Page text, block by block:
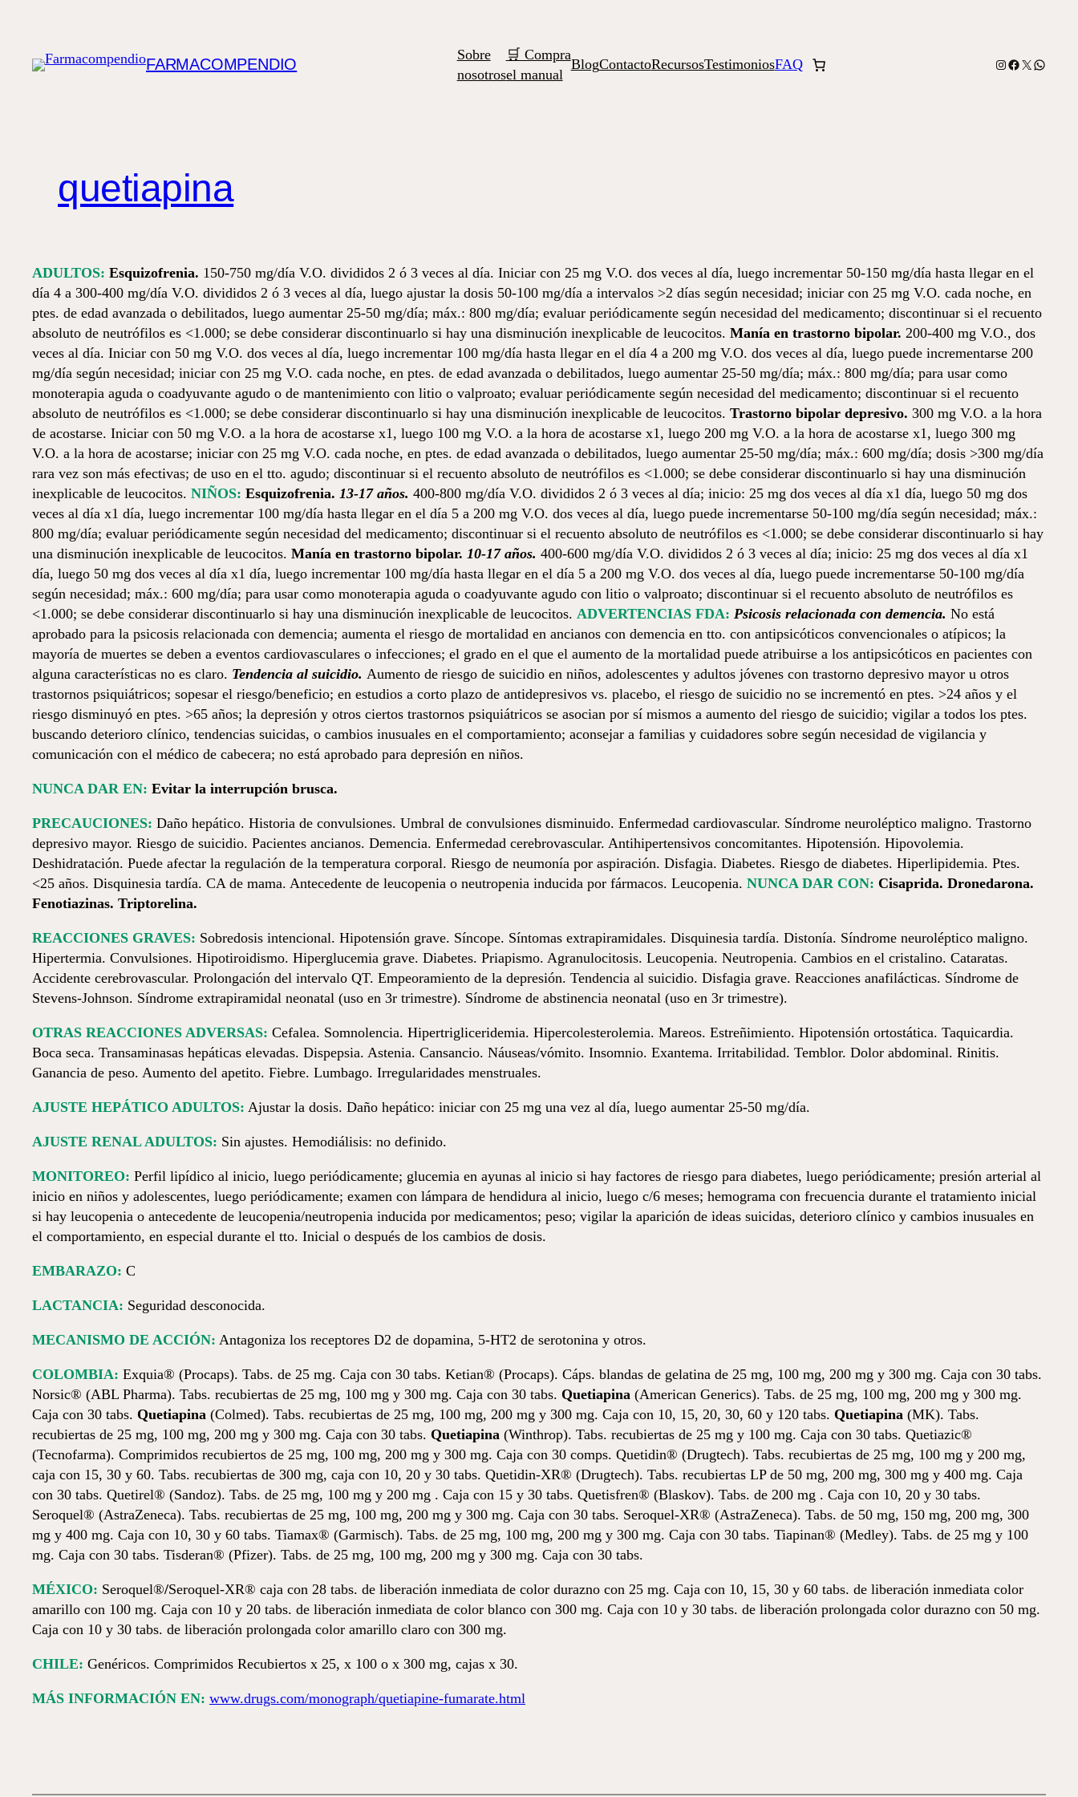
contenido
FARMACOMPENDIO
Sobre
nosotros
🛒 Compra
el manual
BlogContactoRecursosTestimoniosFAQ Instagram
Facebook
X
quetiapina
ADULTOS: Esquizofrenia. 150-750 mg/día V.O. divididos 2 ó 3 veces al día. Iniciar con 25 mg V.O. dos veces al día, luego incrementar 50-150 mg/día hasta llegar en el
día 4 a 300-400 mg/día V.O. divididos 2 ó 3 veces al día, luego ajustar la dosis 50-100 mg/día a intervalos >2 días según necesidad; iniciar con 25 mg V.O. cada noche, en
ptes. de edad avanzada o debilitados, luego aumentar 25-50 mg/día; máx.: 800 mg/día; evaluar periódicamente según necesidad del medicamento; discontinuar si el recuento
absoluto de neutrófilos es <1.000; se debe considerar discontinuarlo si hay una disminución inexplicable de leucocitos. Manía en trastorno bipolar. 200-400 mg V.O., dos
veces al día. Iniciar con 50 mg V.O. dos veces al día, luego incrementar 100 mg/día hasta llegar en el día 4 a 200 mg V.O. dos veces al día, luego puede incrementarse 200
mg/día según necesidad; iniciar con 25 mg V.O. cada noche, en ptes. de edad avanzada o debilitados, luego aumentar 25-50 mg/día; máx.: 800 mg/día; para usar como
monoterapia aguda o coadyuvante agudo o de mantenimiento con litio o valproato; evaluar periódicamente según necesidad del medicamento; discontinuar si el recuento
absoluto de neutrófilos es <1.000; se debe considerar discontinuarlo si hay una disminución inexplicable de leucocitos. Trastorno bipolar depresivo. 300 mg V.O. a la hora
de acostarse. Iniciar con 50 mg V.O. a la hora de acostarse x1, luego 100 mg V.O. a la hora de acostarse x1, luego 200 mg V.O. a la hora de acostarse x1, luego 300 mg
V.O. a la hora de acostarse; iniciar con 25 mg V.O. cada noche, en ptes. de edad avanzada o debilitados, luego aumentar 25-50 mg/día; máx.: 600 mg/día; dosis >300 mg/día
rara vez son más efectivas; de uso en el tto. agudo; discontinuar si el recuento absoluto de neutrófilos es <1.000; se debe considerar discontinuarlo si hay una disminución
inexplicable de leucocitos. NIÑOS: Esquizofrenia. 13-17 años. 400-800 mg/día V.O. divididos 2 ó 3 veces al día; inicio: 25 mg dos veces al día x1 día, luego 50 mg dos
veces al día x1 día, luego incrementar 100 mg/día hasta llegar en el día 5 a 200 mg V.O. dos veces al día, luego puede incrementarse 50-100 mg/día según necesidad; máx.:
800 mg/día; evaluar periódicamente según necesidad del medicamento; discontinuar si el recuento absoluto de neutrófilos es <1.000; se debe considerar discontinuarlo si hay
una disminución inexplicable de leucocitos. Manía en trastorno bipolar. 10-17 años. 400-600 mg/día V.O. divididos 2 ó 3 veces al día; inicio: 25 mg dos veces al día x1
día, luego 50 mg dos veces al día x1 día, luego incrementar 100 mg/día hasta llegar en el día 5 a 200 mg V.O. dos veces al día, luego puede incrementarse 50-100 mg/día
según necesidad; máx.: 600 mg/día; para usar como monoterapia aguda o coadyuvante agudo con litio o valproato; discontinuar si el recuento absoluto de neutrófilos es
<1.000; se debe considerar discontinuarlo si hay una disminución inexplicable de leucocitos. ADVERTENCIAS FDA: Psicosis relacionada con demencia. No está
aprobado para la psicosis relacionada con demencia; aumenta el riesgo de mortalidad en ancianos con demencia en tto. con antipsicóticos convencionales o atípicos; la
mayoría de muertes se deben a eventos cardiovasculares o infecciones; el grado en el que el aumento de la mortalidad puede atribuirse a los antipsicóticos en pacientes con
alguna características no es claro. Tendencia al suicidio. Aumento de riesgo de suicidio en niños, adolescentes y adultos jóvenes con trastorno depresivo mayor u otros
trastornos psiquiátricos; sopesar el riesgo/beneficio; en estudios a corto plazo de antidepresivos vs. placebo, el riesgo de suicidio no se incrementó en ptes. >24 años y el
riesgo disminuyó en ptes. >65 años; la depresión y otros ciertos trastornos psiquiátricos se asocian por sí mismos a aumento del riesgo de suicidio; vigilar a todos los ptes.
buscando deterioro clínico, tendencias suicidas, o cambios inusuales en el comportamiento; aconsejar a familias y cuidadores sobre según necesidad de vigilancia y
comunicación con el médico de cabecera; no está aprobado para depresión en niños.
NUNCA DAR EN: Evitar la interrupción brusca.
PRECAUCIONES: Daño hepático. Historia de convulsiones. Umbral de convulsiones disminuido. Enfermedad cardiovascular. Síndrome neuroléptico maligno. Trastorno
depresivo mayor. Riesgo de suicidio. Pacientes ancianos. Demencia. Enfermedad cerebrovascular. Antihipertensivos concomitantes. Hipotensión. Hipovolemia.
Deshidratación. Puede afectar la regulación de la temperatura corporal. Riesgo de neumonía por aspiración. Disfagia. Diabetes. Riesgo de diabetes. Hiperlipidemia. Ptes.
<25 años. Disquinesia tardía. CA de mama. Antecedente de leucopenia o neutropenia inducida por fármacos. Leucopenia. NUNCA DAR CON: Cisaprida. Dronedarona.
Fenotiazinas. Triptorelina.
REACCIONES GRAVES: Sobredosis intencional. Hipotensión grave. Síncope. Síntomas extrapiramidales. Disquinesia tardía. Distonía. Síndrome neuroléptico maligno.
Hipertermia. Convulsiones. Hipotiroidismo. Hiperglucemia grave. Diabetes. Priapismo. Agranulocitosis. Leucopenia. Neutropenia. Cambios en el cristalino. Cataratas.
Accidente cerebrovascular. Prolongación del intervalo QT. Empeoramiento de la depresión. Tendencia al suicidio. Disfagia grave. Reacciones anafilácticas. Síndrome de
Stevens-Johnson. Síndrome extrapiramidal neonatal (uso en 3r trimestre). Síndrome de abstinencia neonatal (uso en 3r trimestre).
OTRAS REACCIONES ADVERSAS: Cefalea. Somnolencia. Hipertrigliceridemia. Hipercolesterolemia. Mareos. Estreñimiento. Hipotensión ortostática. Taquicardia.
Boca seca. Transaminasas hepáticas elevadas. Dispepsia. Astenia. Cansancio. Náuseas/vómito. Insomnio. Exantema. Irritabilidad. Temblor. Dolor abdominal. Rinitis.
Ganancia de peso. Aumento del apetito. Fiebre. Lumbago. Irregularidades menstruales.
AJUSTE HEPÁTICO ADULTOS: Ajustar la dosis. Daño hepático: iniciar con 25 mg una vez al día, luego aumentar 25-50 mg/día.
AJUSTE RENAL ADULTOS: Sin ajustes. Hemodiálisis: no definido.
MONITOREO: Perfil lipídico al inicio, luego periódicamente; glucemia en ayunas al inicio si hay factores de riesgo para diabetes, luego periódicamente; presión arterial al
inicio en niños y adolescentes, luego periódicamente; examen con lámpara de hendidura al inicio, luego c/6 meses; hemograma con frecuencia durante el tratamiento inicial
si hay leucopenia o antecedente de leucopenia/neutropenia inducida por medicamentos; peso; vigilar la aparición de ideas suicidas, deterioro clínico y cambios inusuales en
el comportamiento, en especial durante el tto. Inicial o después de los cambios de dosis.
EMBARAZO: C
LACTANCIA: Seguridad desconocida.
MECANISMO DE ACCIÓN: Antagoniza los receptores D2 de dopamina, 5-HT2 de serotonina y otros.
COLOMBIA: Exquia® (Procaps). Tabs. de 25 mg. Caja con 30 tabs. Ketian® (Procaps). Cáps. blandas de gelatina de 25 mg, 100 mg, 200 mg y 300 mg. Caja con 30 tabs.
Norsic® (ABL Pharma). Tabs. recubiertas de 25 mg, 100 mg y 300 mg. Caja con 30 tabs. Quetiapina (American Generics). Tabs. de 25 mg, 100 mg, 200 mg y 300 mg.
Caja con 30 tabs. Quetiapina (Colmed). Tabs. recubiertas de 25 mg, 100 mg, 200 mg y 300 mg. Caja con 10, 15, 20, 30, 60 y 120 tabs. Quetiapina (MK). Tabs.
recubiertas de 25 mg, 100 mg, 200 mg y 300 mg. Caja con 30 tabs. Quetiapina (Winthrop). Tabs. recubiertas de 25 mg y 100 mg. Caja con 30 tabs. Quetiazic®
(Tecnofarma). Comprimidos recubiertos de 25 mg, 100 mg, 200 mg y 300 mg. Caja con 30 comps. Quetidin® (Drugtech). Tabs. recubiertas de 25 mg, 100 mg y 200 mg,
caja con 15, 30 y 60. Tabs. recubiertas de 300 mg, caja con 10, 20 y 30 tabs. Quetidin-XR® (Drugtech). Tabs. recubiertas LP de 50 mg, 200 mg, 300 mg y 400 mg. Caja
con 30 tabs. Quetirel® (Sandoz). Tabs. de 25 mg, 100 mg y 200 mg . Caja con 15 y 30 tabs. Quetisfren® (Blaskov). Tabs. de 200 mg . Caja con 10, 20 y 30 tabs.
Seroquel® (AstraZeneca). Tabs. recubiertas de 25 mg, 100 mg, 200 mg y 300 mg. Caja con 30 tabs. Seroquel-XR® (AstraZeneca). Tabs. de 50 mg, 150 mg, 200 mg, 300
mg y 400 mg. Caja con 10, 30 y 60 tabs. Tiamax® (Garmisch). Tabs. de 25 mg, 100 mg, 200 mg y 300 mg. Caja con 30 tabs. Tiapinan® (Medley). Tabs. de 25 mg y 100
mg. Caja con 30 tabs. Tisderan® (Pfizer). Tabs. de 25 mg, 100 mg, 200 mg y 300 mg. Caja con 30 tabs.
MÉXICO: Seroquel®/Seroquel-XR® caja con 28 tabs. de liberación inmediata de color durazno con 25 mg. Caja con 10, 15, 30 y 60 tabs. de liberación inmediata color
amarillo con 100 mg. Caja con 10 y 20 tabs. de liberación inmediata de color blanco con 300 mg. Caja con 10 y 30 tabs. de liberación prolongada color durazno con 50 mg.
Caja con 10 y 30 tabs. de liberación prolongada color amarillo claro con 300 mg.
CHILE: Genéricos. Comprimidos Recubiertos x 25, x 100 o x 300 mg, cajas x 30.
MÁS INFORMACIÓN EN: www.drugs.com/monograph/quetiapine-fumarate.html